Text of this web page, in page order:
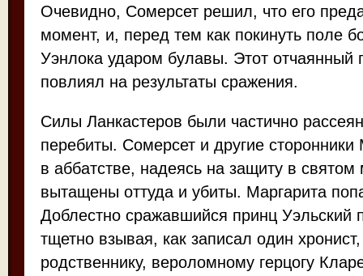
Очевидно, Сомерсет решил, что его
момент, и, перед тем как покинуть поле
Уэнлока ударом булавы. Этот отчаянный
повлиял на результаты сражения.
Силы Ланкастеров были частично
перебиты. Сомерсет и другие
в аббатстве, надеясь на защиту в
вытащены оттуда и убиты. Маргарита
Доблестно сражавшийся принц Уэльский
тщетно взывая, как записал один
родственнику, вероломному герцогу